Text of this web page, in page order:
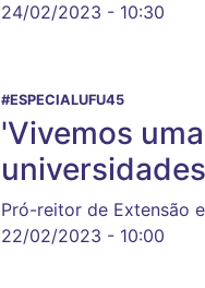
24/02/2023 - 10:30
#ESPECIALUFU45
'Vivemos
Pró-reitor de Extensão
22/02/2023 - 10:00